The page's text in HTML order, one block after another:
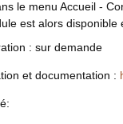
le menu Accueil -
est alors disponible
: sur demande
et documentation :